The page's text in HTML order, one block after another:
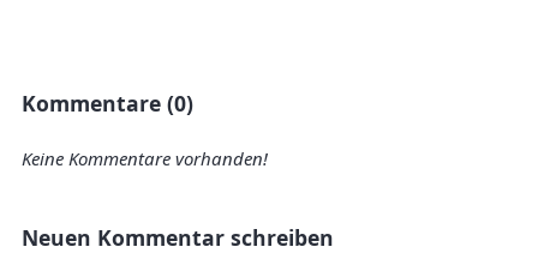
Kommentare (0)
Keine Kommentare vorhanden!
Neuen Kommentar schreiben